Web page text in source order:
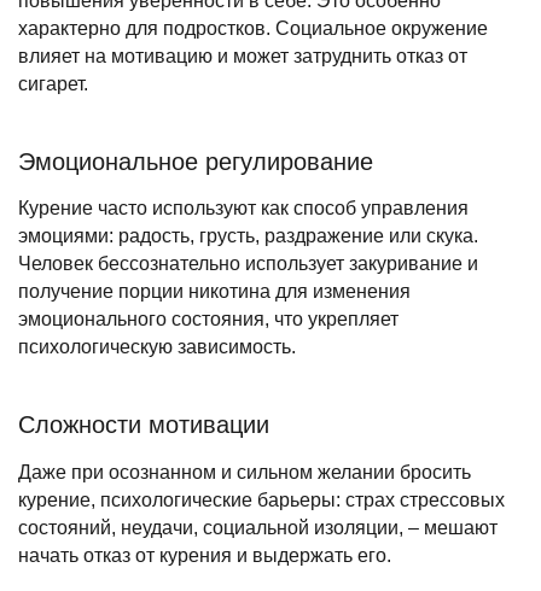
характерно для подростков. Социальное окружение
влияет на мотивацию и может затруднить отказ от
сигарет.
Эмоциональное регулирование
Курение часто используют как способ управления
эмоциями: радость, грусть, раздражение или скука.
Человек бессознательно использует закуривание и
получение порции никотина для изменения
эмоционального состояния, что укрепляет
психологическую зависимость.
Сложности мотивации
Даже при осознанном и сильном желании бросить
курение, психологические барьеры: страх стрессовых
состояний, неудачи, социальной изоляции, – мешают
начать отказ от курения и выдержать его.